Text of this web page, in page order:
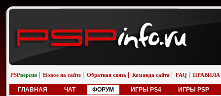
PSPверсия Новое на сайте Обратная связь Команда сайта FAQ ПРАВИЛА
ГЛАВНАЯ ЧАТ ФОРУМ ИГРЫ PS4 ИГРЫ PSP